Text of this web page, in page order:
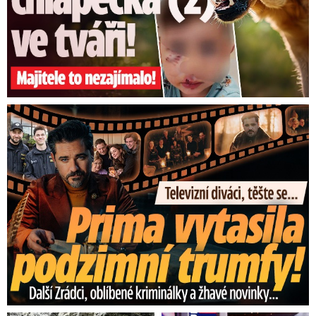
Trubelíková ze zlínského pracoviště ŘSD. Kvůli
nebezpečí tvorby náledíapelují silničáři na
řidiče, aby přizpůsobili jízdu aktuálním
podmínkám.
V regionu je dnes většinou zataženo,na
Vsetínsku se sněhovými přeháňkami. Teploty
se ráno nejčastěji pohybovaly od minus dvou do
plus dvou stupňů Celsia.
Uzavřená silnice pro nákladní auta
Na Liberecku uzavřeli silničáři dnes v poledne
kvůli sněžení Oldřichovské sedlo pro nákladní
Prima vytasila podzimní trumfy! Další Zrádci a žhavé novinky